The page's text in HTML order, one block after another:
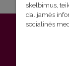
skelbimus,
dalijamės
socialinės